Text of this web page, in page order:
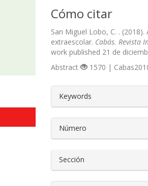
Cómo citar
San Miguel Lobo, C. .
extraescolar. Cabás. Revista
work published 21 de
Abstract 1570 |
Keywords
Número
Sección